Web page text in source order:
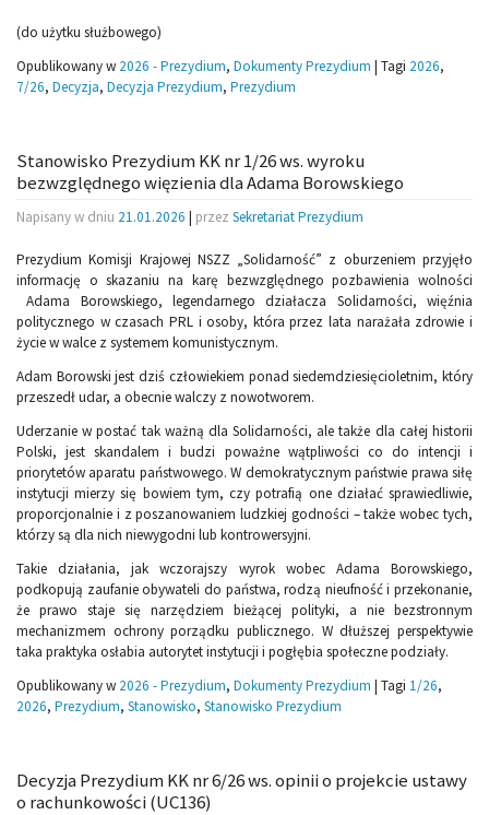
(do użytku służbowego)
Opublikowany w 2026 - Prezydium, Dokumenty Prezydium | Tagi 2026,
7/26, Decyzja, Decyzja Prezydium, Prezydium
Stanowisko Prezydium KK nr 1/26 ws. wyroku
bezwzględnego więzienia dla Adama Borowskiego
Napisany w dniu 21.01.2026 | przez Sekretariat Prezydium
Prezydium Komisji Krajowej NSZZ „Solidarność” z oburzeniem przyjęło
informację o skazaniu na karę bezwzględnego pozbawienia wolności
Adama Borowskiego, legendarnego działacza Solidarności, więźnia
politycznego w czasach PRL i osoby, która przez lata narażała zdrowie i
życie w walce z systemem komunistycznym.
Adam Borowski jest dziś człowiekiem ponad siedemdziesięcioletnim, który
przeszedł udar, a obecnie walczy z nowotworem.
Uderzanie w postać tak ważną dla Solidarności, ale także dla całej historii
Polski, jest skandalem i budzi poważne wątpliwości co do intencji i
priorytetów aparatu państwowego. W demokratycznym państwie prawa siłę
instytucji mierzy się bowiem tym, czy potrafią one działać sprawiedliwie,
proporcjonalnie i z poszanowaniem ludzkiej godności – także wobec tych,
którzy są dla nich niewygodni lub kontrowersyjni.
Takie działania, jak wczorajszy wyrok wobec Adama Borowskiego,
podkopują zaufanie obywateli do państwa, rodzą nieufność i przekonanie,
że prawo staje się narzędziem bieżącej polityki, a nie bezstronnym
mechanizmem ochrony porządku publicznego. W dłuższej perspektywie
taka praktyka osłabia autorytet instytucji i pogłębia społeczne podziały.
Opublikowany w 2026 - Prezydium, Dokumenty Prezydium | Tagi 1/26,
2026, Prezydium, Stanowisko, Stanowisko Prezydium
Decyzja Prezydium KK nr 6/26 ws. opinii o projekcie ustawy
o rachunkowości (UC136)